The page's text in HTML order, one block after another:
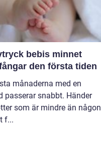
bebis minnet
den första tiden
månaderna med en
passerar snabbt. Händer
som är mindre än någon
f...